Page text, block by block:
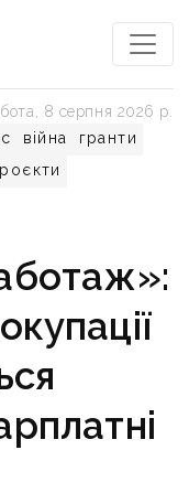
війна
гранти
8 серпня 2026 р.